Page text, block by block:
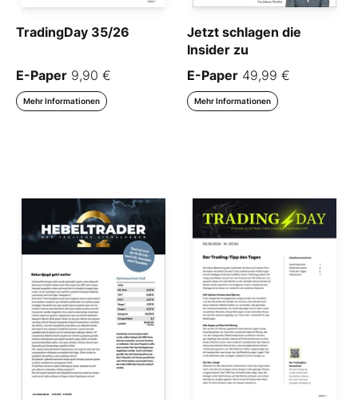
TradingDay 35/26
E-Paper 9,90 €
Mehr Informationen
Jetzt schlagen die
Insider zu
E-Paper 49,99 €
Mehr Informationen